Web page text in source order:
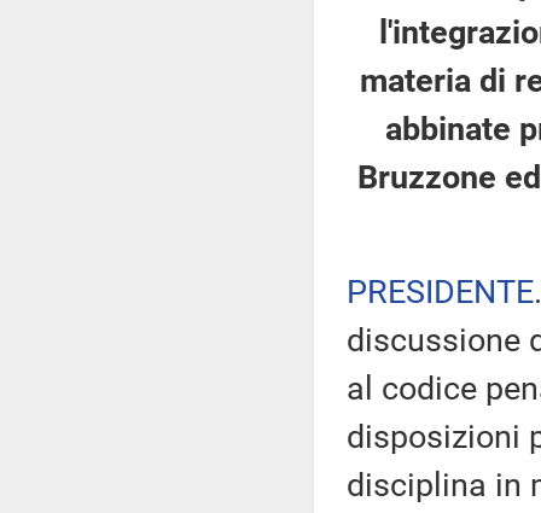
materia di
abbinate
Bruzzone
PRESIDENTE
discussione
al codice
disposizioni
disciplina in